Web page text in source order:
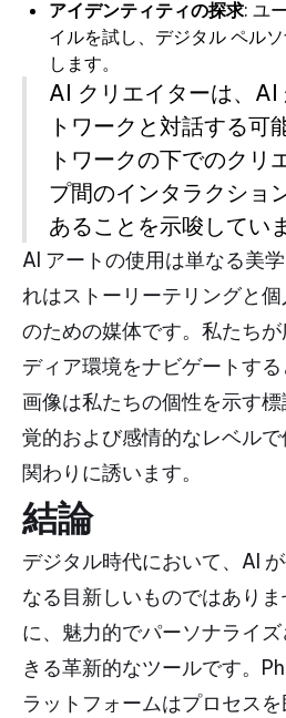
アイデンティティの探求: ユ
イルを試し、デジタル ペル
します。
AI クリエイターは、AI
トワークと対話する可
トワークの下でのクリ
プ間のインタラクショ
あることを示唆してい
AI アートの使用は単なる美
れはストーリーテリングと
のための媒体です。私たち
ディア環境をナビゲートす
画像は私たちの個性を示す
覚的および感情的なレベル
関わりに誘います。
結論
デジタル時代において、AI
なる目新しいものではあり
に、魅力的でパーソナライ
きる革新的なツールです。
ラットフォームはプロセス